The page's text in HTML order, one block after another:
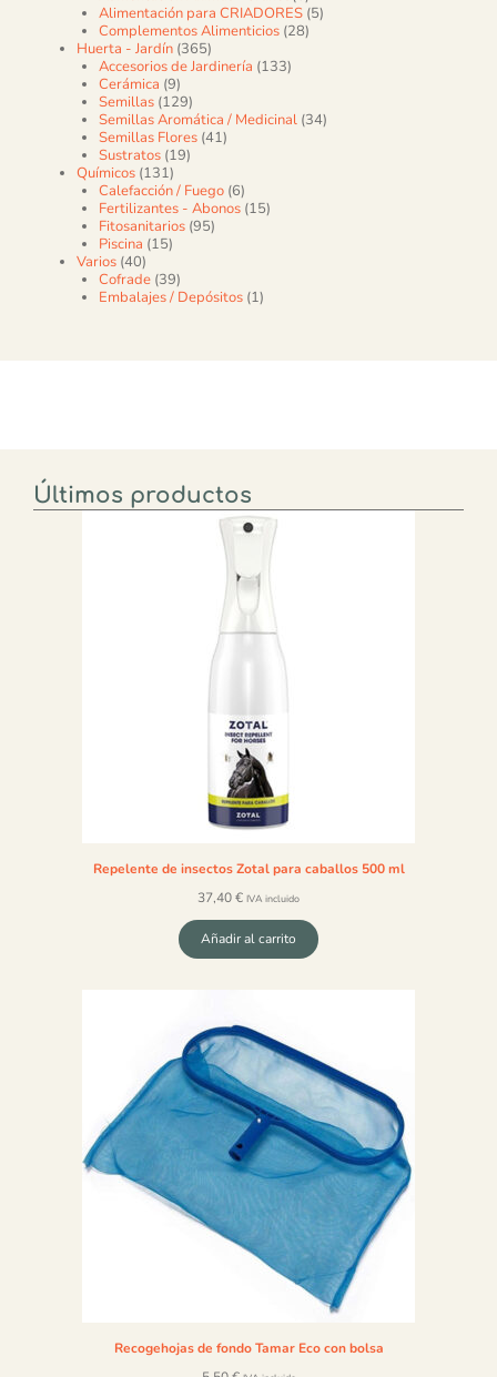
Alimentación para CRIADORES 55 productos
Complementos Alimenticios 2828 productos
Huerta - Jardín 365365 productos
Accesorios de Jardinería 133133 productos
Cerámica 99 productos
Semillas 129129 productos
Semillas Aromática / Medicinal 3434 productos
Semillas Flores 4141 productos
Sustratos 1919 productos
Químicos 131131 productos
Calefacción / Fuego 66 productos
Fertilizantes - Abonos 1515 productos
Fitosanitarios 9595 productos
Piscina 1515 productos
Varios 4040 productos
Cofrade 3939 productos
Embalajes / Depósitos 11 producto
Últimos productos
Repelente de insectos Zotal para caballos 500 ml
37,40€ IVA incluido
Añadir al carrito
Recogehojas de fondo Tamar Eco con bolsa